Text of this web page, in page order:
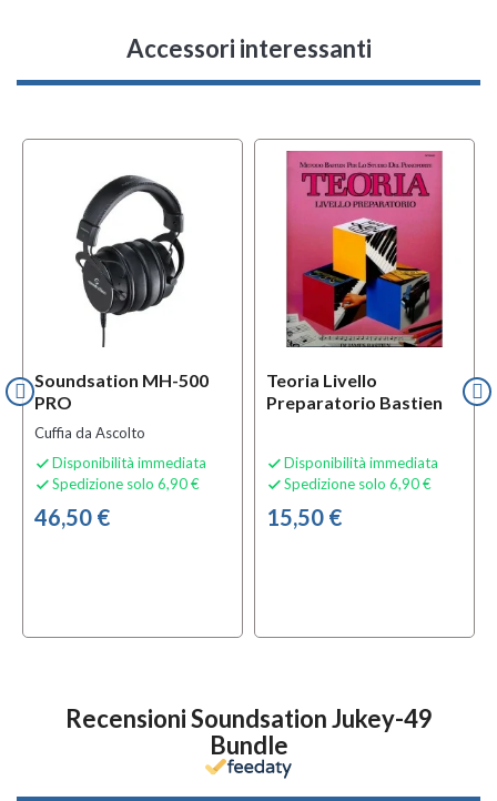
Accessori interessanti
Soundsation MH-500
PRO
Cuffia da Ascolto
 Disponibilità immediata
 Spedizione solo 6,90 €
46,50 €
Teoria Livello
Preparatorio Bastien
 Disponibilità immediata
 Spedizione solo 6,90 €
15,50 €
Recensioni Soundsation Jukey-49
Bundle